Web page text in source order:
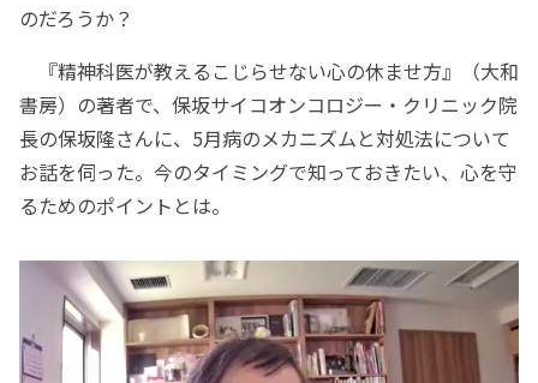
のだろうか？
『精神科医が教えるこじらせない心の休ませ方』（大和
書房）の著者で、保坂サイコオンコロジー・クリニック院
長の保坂隆さんに、5月病のメカニズムと対処法について
お話を伺った。今のタイミングで知っておきたい、心を守
るためのポイントとは。